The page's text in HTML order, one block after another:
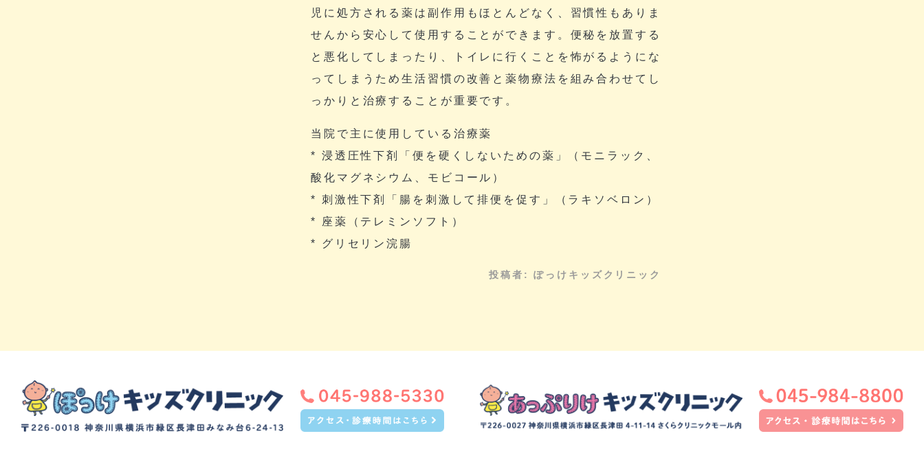
児に処方される薬は副作用もほとんどなく、習慣性もありま
せんから安心して使用することができます。便秘を放置する
と悪化してしまったり、トイレに行くことを怖がるようにな
ってしまうため生活習慣の改善と薬物療法を組み合わせてし
っかりと治療することが重要です。
当院で主に使用している治療薬
* 浸透圧性下剤「便を硬くしないための薬」（モニラック、
酸化マグネシウム、モビコール）
* 刺激性下剤「腸を刺激して排便を促す」（ラキソベロン）
* 座薬（テレミンソフト）
* グリセリン浣腸
投稿者:ぽっけキッズクリニック